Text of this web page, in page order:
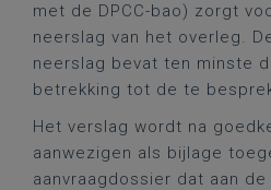
met de DPCC-bao) zorgt
neerslag van het overleg.
neerslag bevat ten minste
betrekking tot de te
Het verslag wordt na
aanwezigen als bijlage
aanvraagdossier dat aan de